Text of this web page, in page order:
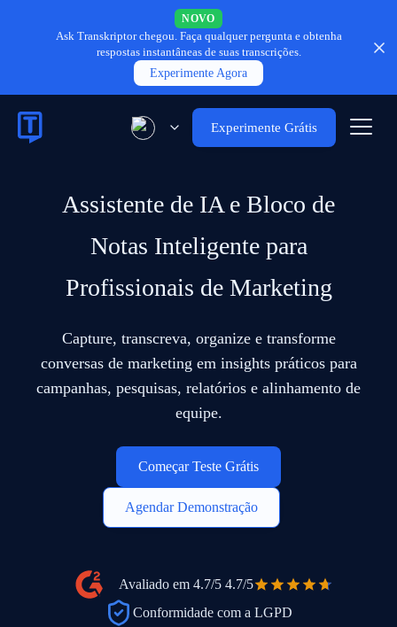
NOVO
Ask Transkriptor chegou. Faça qualquer pergunta e obtenha
respostas instantâneas de suas transcrições.
Experimente Agora
Experimente Grátis
Assistente de IA e Bloco de
Notas Inteligente para
Profissionais de Marketing
Capture, transcreva, organize e transforme
conversas de marketing em insights práticos para
campanhas, pesquisas, relatórios e alinhamento de
equipe.
Começar Teste Grátis
Agendar Demonstração
Avaliado em 4.7/5 4.7/5
Conformidade com a LGPD